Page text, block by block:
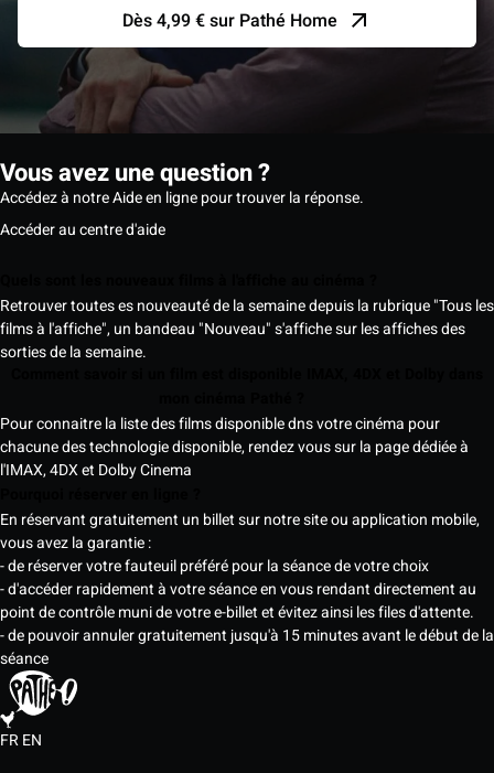
Dès 4,99 € sur Pathé Home
Vous avez une question ?
Accédez à notre Aide en ligne pour trouver la réponse.
Accéder au centre d'aide
Retrouver toutes es nouveauté de la semaine depuis la rubrique "Tous les
films à l'affiche", un bandeau "Nouveau" s'affiche sur les affiches des
sorties de la semaine.
Pour connaitre la liste des films disponible dns votre cinéma pour
chacune des technologie disponible, rendez vous sur la page dédiée à
l'IMAX, 4DX et Dolby Cinema
En réservant gratuitement un billet sur notre site ou application mobile,
vous avez la garantie :
- de réserver votre fauteuil préféré pour la séance de votre choix
- d'accéder rapidement à votre séance en vous rendant directement au
point de contrôle muni de votre e-billet et évitez ainsi les files d'attente.
- de pouvoir annuler gratuitement jusqu'à 15 minutes avant le début de la
séance
FREN